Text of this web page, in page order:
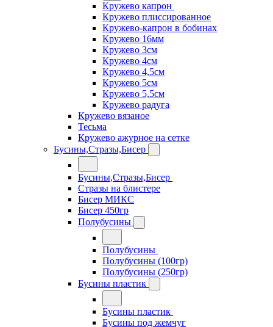
Кружево капрон
Кружево плиссированное
Кружево-капрон в бобинах
Кружево 16мм
Кружево 3см
Кружево 4см
Кружево 4,5см
Кружево 5см
Кружево 5,5см
Кружево радуга
Кружево вязаное
Тесьма
Кружево ажурное на сетке
Бусины,Стразы,Бисер
Бусины,Стразы,Бисер
Стразы на блистере
Бисер МИКС
Бисер 450гр
Полубусины
Полубусины
Полубусины (100гр)
Полубусины (250гр)
Бусины пластик
Бусины пластик
Бусины под жемчуг